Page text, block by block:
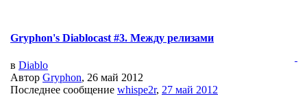
Gryphon's Diablocast #3. Между релизами
в Diablo
Автор Gryphon, 26 май 2012
Последнее сообщение whispe2r, 27 май 2012